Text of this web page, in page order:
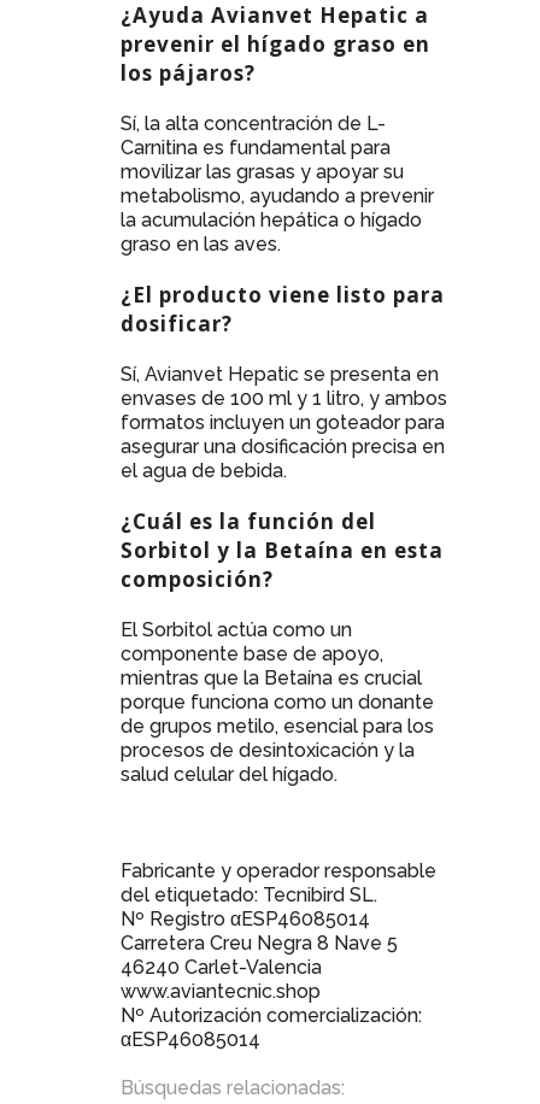
¿Ayuda Avianvet Hepatic a
prevenir el hígado graso en
los pájaros?
Sí, la alta concentración de L-
Carnitina es fundamental para
movilizar las grasas y apoyar su
metabolismo, ayudando a prevenir
la acumulación hepática o hígado
graso en las aves.
¿El producto viene listo para
dosificar?
Sí, Avianvet Hepatic se presenta en
envases de 100 ml y 1 litro, y ambos
formatos incluyen un goteador para
asegurar una dosificación precisa en
el agua de bebida.
¿Cuál es la función del
Sorbitol y la Betaína en esta
composición?
El Sorbitol actúa como un
componente base de apoyo,
mientras que la Betaína es crucial
porque funciona como un donante
de grupos metilo, esencial para los
procesos de desintoxicación y la
salud celular del hígado.
Fabricante y operador responsable
del etiquetado: Tecnibird SL.
Nº Registro αESP46085014
Carretera Creu Negra 8 Nave 5
46240 Carlet-Valencia
www.aviantecnic.shop
Nº Autorización comercialización:
αESP46085014
Búsquedas relacionadas: